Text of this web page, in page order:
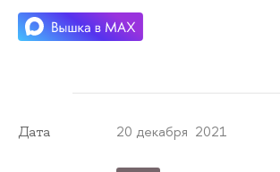
Дата 20 декабря 2021